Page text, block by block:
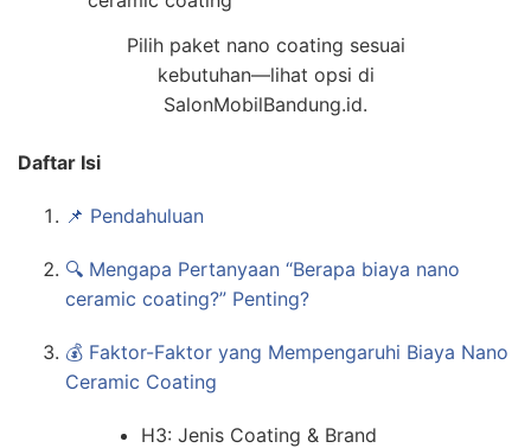
Pilih paket nano coating sesuai
kebutuhan—lihat opsi di
SalonMobilBandung.id.
Daftar Isi
📌 Pendahuluan
🔍 Mengapa Pertanyaan “Berapa biaya nano
ceramic coating?” Penting?
💰 Faktor-Faktor yang Mempengaruhi Biaya Nano
Ceramic Coating
H3: Jenis Coating & Brand